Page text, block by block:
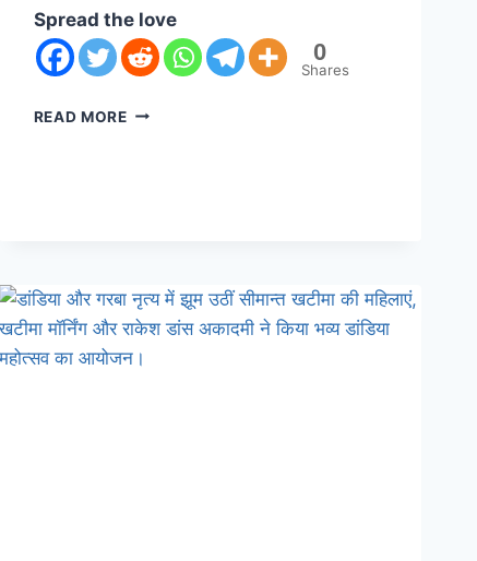
Spread the love
0
Shares
READ MORE